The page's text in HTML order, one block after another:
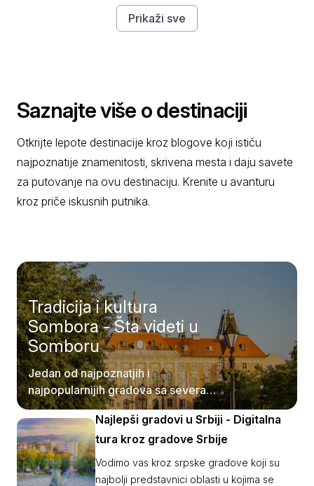
Prikaži sve
Saznajte više o destinaciji
Otkrijte lepote destinacije kroz blogove koji ističu
najpoznatije znamenitosti, skrivena mesta i daju savete
za putovanje na ovu destinaciju. Krenite u avanturu
kroz priče iskusnih putnika.
Tradicija i kultura
Sombora - Šta videti u
Somboru
Jedan od najpoznatjih i
najpopularnijih gradova sa severa
naše države je, svakako, grad
Sombor.
Najlepši gradovi u Srbiji - Digitalna
tura kroz gradove Srbije
Vodimo vas kroz srpske gradove koji su
najbolji predstavnici oblasti u kojima se